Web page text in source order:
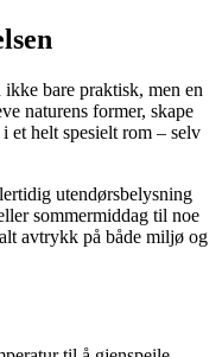
bare praktisk, men en
naturens former, skape
et helt spesielt rom – selv
utendørsbelysning
sommermiddag til noe
avtrykk på både miljø og